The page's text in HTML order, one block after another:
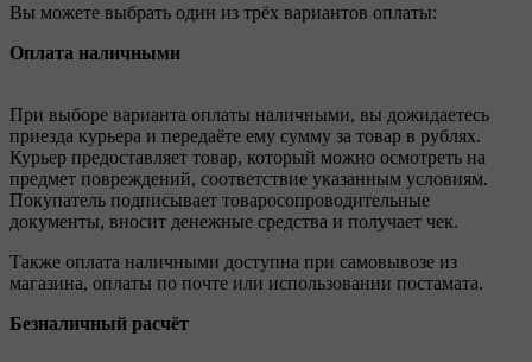
Вы можете выбрать один из трёх вариантов оплаты:
Оплата наличными
При выборе варианта оплаты наличными, вы дожидаетесь
приезда курьера и передаёте ему сумму за товар в рублях.
Курьер предоставляет товар, который можно осмотреть на
предмет повреждений, соответствие указанным условиям.
Покупатель подписывает товаросопроводительные
документы, вносит денежные средства и получает чек.
Также оплата наличными доступна при самовывозе из
магазина, оплаты по почте или использовании постамата.
Безналичный расчёт